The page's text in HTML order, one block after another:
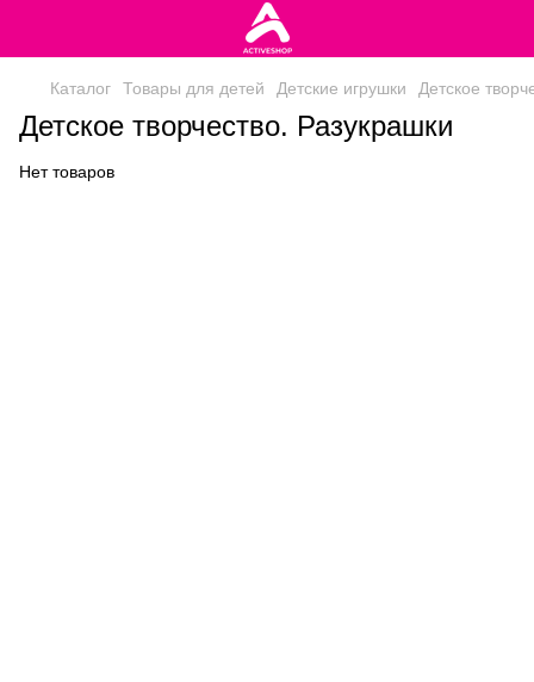
Каталог Товары для детей Детские игрушки Детское
Детское творчество. Разукрашки
Нет товаров